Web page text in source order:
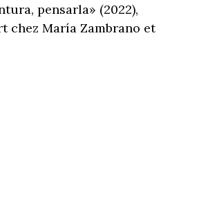
pensarla» (2022),
chez María Zambrano et